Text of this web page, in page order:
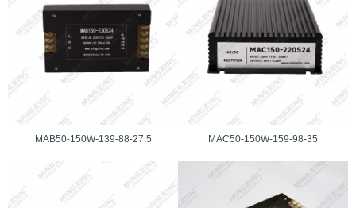
MAB50-150W-139-88-27.5 MAC50-150W-159-98-35